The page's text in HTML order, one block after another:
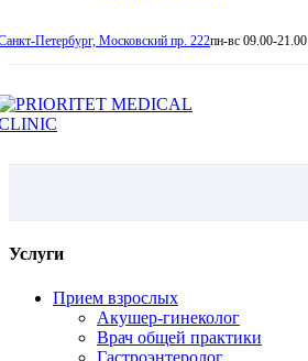
Петербург, Московский пр. 222пн-вс 09.00-21.00
Услуги
Прием взрослых
Акушер-гинеколог
Врач общей практики
Гастроэнтеролог